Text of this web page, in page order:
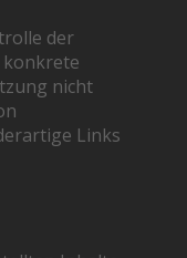
der
konkrete
nicht
Links